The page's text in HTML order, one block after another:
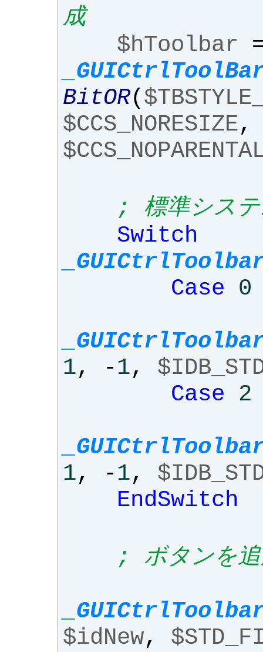
成
$hToolbar
BitOR(
$CCS_NORESIZE,
; 標準システ
Switch
Case 0
1, -1,
Case 2
1, -1,
EndSwitch
; ボタンを
$idNew,